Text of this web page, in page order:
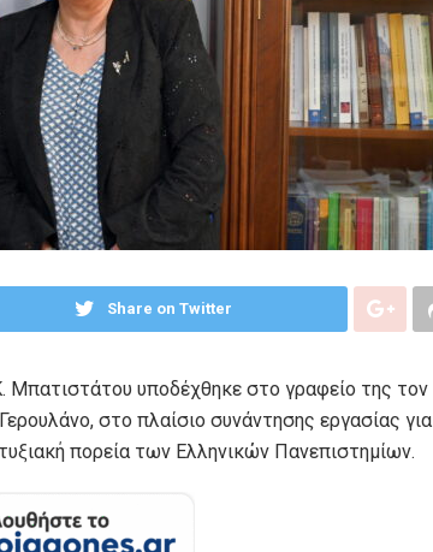
Share on Twitter
Μπατιστάτου υποδέχθηκε στο γραφείο της τον
στο πλαίσιο συνάντησης εργασίας για
πορεία των Ελληνικών Πανεπιστημίων.